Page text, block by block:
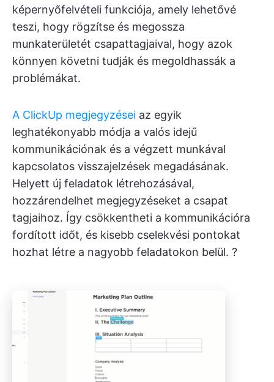
képernyőfelvételi funkciója, amely lehetővé
teszi, hogy rögzítse és megossza
munkaterületét csapattagjaival, hogy azok
könnyen követni tudják és megoldhassák a
problémákat.
A ClickUp megjegyzései az egyik
leghatékonyabb módja a valós idejű
kommunikációnak és a végzett munkával
kapcsolatos visszajelzések megadásának.
Helyett új feladatok létrehozásával,
hozzárendelhet megjegyzéseket a csapat
tagjaihoz. Így csökkentheti a kommunikációra
fordított időt, és kisebb cselekvési pontokat
hozhat létre a nagyobb feladatokon belül. ?